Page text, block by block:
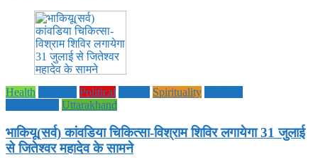
Health Political Spirituality
Uttarakhand
भाकियू(सर्व) कांवडिया चिकित्सा-विश्राम शिविर लगायेगा 31 जुलाई
से जितेश्वर महादेव के सामने